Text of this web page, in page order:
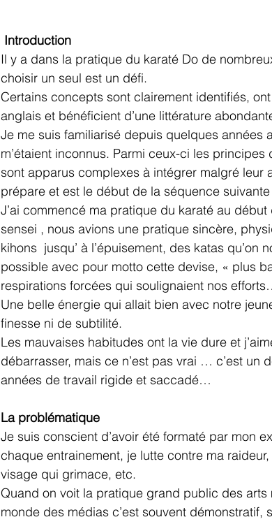
Introduction
Il y a dans la pratique du karaté Do de
choisir un seul est un défi.
Certains concepts sont clairement identifiés,
anglais et bénéficient d’une littérature
Je me suis familiarisé depuis quelques
m’étaient inconnus. Parmi ceux-ci les
sont apparus complexes à intégrer malgré leur
prépare et est le début de la séquence suivante
J’ai commencé ma pratique du karaté au
sensei , nous avions une pratique sincère,
kihons  jusqu’ à l’épuisement, des katas qu’on
possible avec pour motto cette devise, « plus
respirations forcées qui soulignaient nos
Une belle énergie qui allait bien avec notre
finesse ni de subtilité.
Les mauvaises habitudes ont la vie dure et
débarrasser, mais ce n’est pas vrai … c’est un
années de travail rigide et saccadé…
La problématique
Je suis conscient d’avoir été formaté par mon
chaque entrainement, je lutte contre ma
visage qui grimace, etc.
Quand on voit la pratique grand public des
monde des médias c’est souvent